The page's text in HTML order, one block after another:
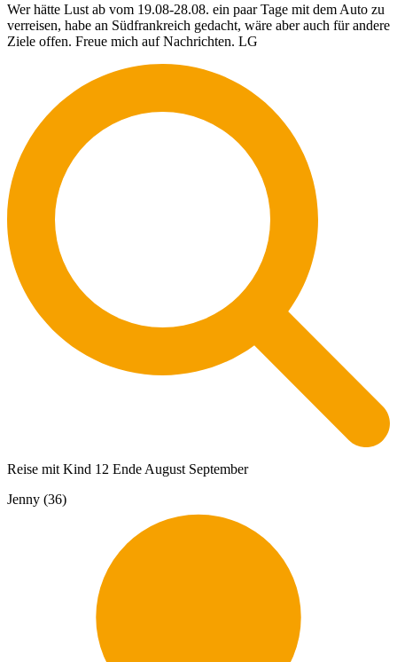
Wer hätte Lust ab vom 19.08-28.08. ein paar Tage mit dem Auto zu
verreisen, habe an Südfrankreich gedacht, wäre aber auch für andere
Ziele offen. Freue mich auf Nachrichten. LG
Reise mit Kind 12 Ende August September
Jenny (36)